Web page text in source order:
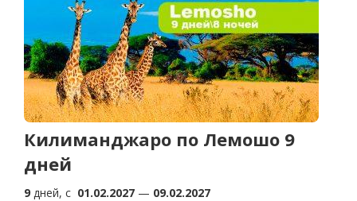
Килиманджаро по Лемошо 9
дней
9 дней, c 01.02.2027 — 09.02.2027